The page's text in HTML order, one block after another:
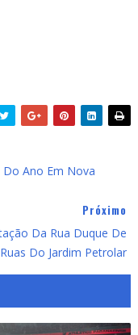
Do Ano Em Nova
Próximo
Da Rua Duque De
Do Jardim Petrolar